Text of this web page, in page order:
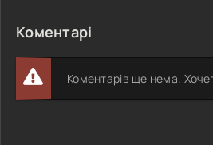
Коментарі
Коментарів ще нема.